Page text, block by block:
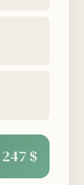
247 $